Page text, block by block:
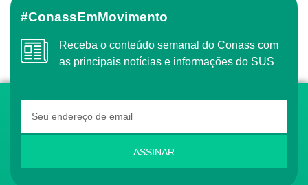
#ConassEmMovimento
Receba o conteúdo semanal do Conass com
as principais notícias e informações do SUS
ASSINAR